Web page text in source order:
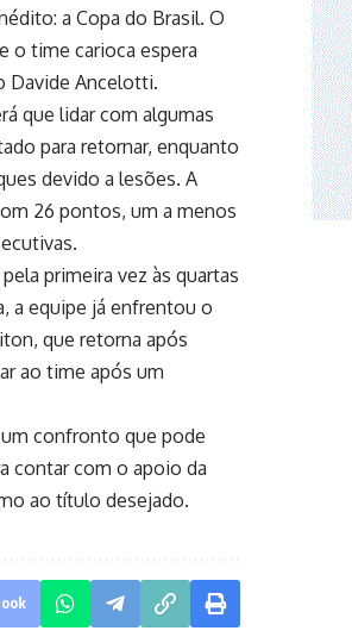
a Copa do Brasil. O
o time carioca espera
Davide Ancelotti.
que lidar com algumas
para retornar, enquanto
devido a lesões. A
26 pontos, um a menos
primeira vez às quartas
a equipe já enfrentou o
que retorna após
ao time após um
um confronto que pode
contar com o apoio da
ao título desejado.